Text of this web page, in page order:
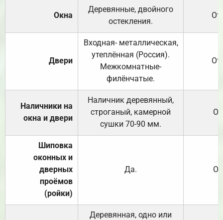
Окна
Деревянные, двойного
остекления.
Двери
Входная- металлическая,
утеплённая (Россия).
Межкомнатные-
филёнчатые.
Наличники на
окна и двери
Наличник деревянный,
строганый, камерной
сушки 70-90 мм.
Шиповка
оконных и
дверных
проёмов
(ройки)
Да.
Деревянная, одно или